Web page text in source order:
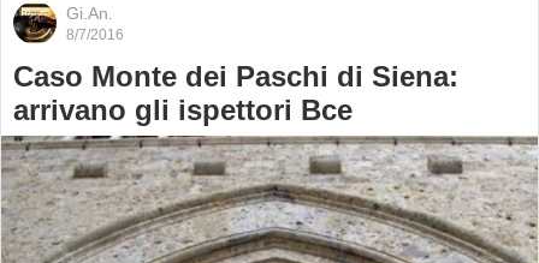
Gi.An.
8/7/2016
Caso Monte dei Paschi di Siena:
arrivano gli ispettori Bce